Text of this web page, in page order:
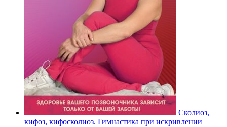
Сколиоз,
кифоз, кифосколиоз. Гимнастика при искривлении